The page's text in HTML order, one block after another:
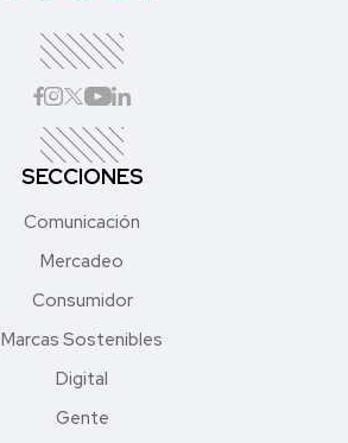
SECCIONES
Comunicación
Mercadeo
Consumidor
Marcas Sostenibles
Digital
Gente